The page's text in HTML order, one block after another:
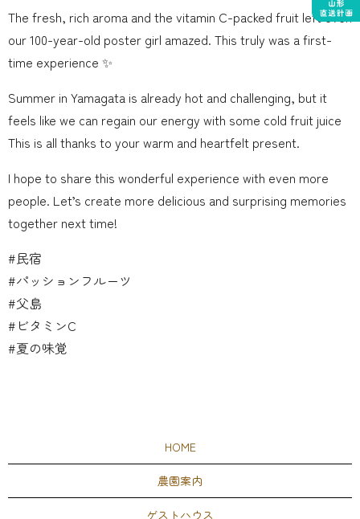
The fresh, rich aroma and the vitamin C-packed fruit left even
our 100-year-old poster girl amazed. This truly was a first-
time experience ✨
Summer in Yamagata is already hot and challenging, but it
feels like we can regain our energy with some cold fruit juice
This is all thanks to your warm and heartfelt present.
I hope to share this wonderful experience with even more
people. Let’s create more delicious and surprising memories
together next time!
#民宿
#パッションフルーツ
#父島
#ビタミンC
#夏の味覚
HOME
農園案内
ゲストハウス